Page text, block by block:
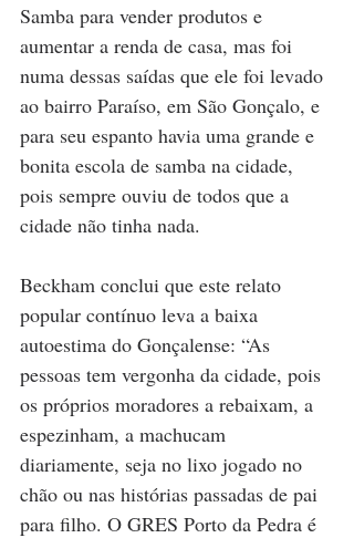
Samba para vender produtos e
aumentar a renda de casa, mas foi
numa dessas saídas que ele foi levado
ao bairro Paraíso, em São Gonçalo, e
para seu espanto havia uma grande e
bonita escola de samba na cidade,
pois sempre ouviu de todos que a
cidade não tinha nada.
Beckham conclui que este relato
popular contínuo leva a baixa
autoestima do Gonçalense: “As
pessoas tem vergonha da cidade, pois
os próprios moradores a rebaixam, a
espezinham, a machucam
diariamente, seja no lixo jogado no
chão ou nas histórias passadas de pai
para filho. O GRES Porto da Pedra é